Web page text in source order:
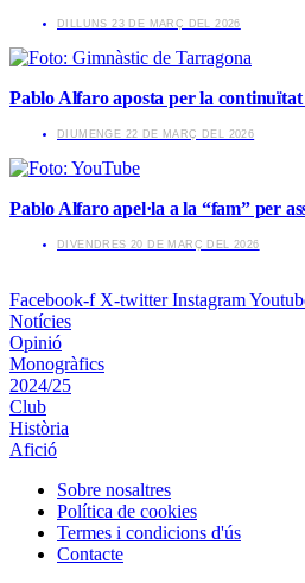
​DILLUNS 23 DE MARÇ DEL 2026
Pablo Alfaro aposta per la
​DIUMENGE 22 DE MARÇ DEL 2026
Pablo Alfaro apel·la a la “fam” per
​DIVENDRES 20 DE MARÇ DEL 2026
Facebook-f X-twitter Instagram
Notícies
Opinió
Monogràfics
2024/25
Club
Història
Afició
Sobre nosaltres
Política de cookies
Termes i condicions d'ús
Contacte